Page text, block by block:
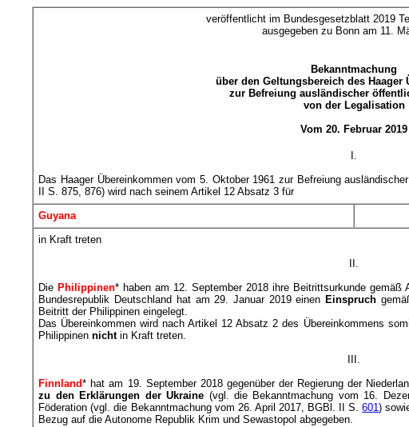
veröffentlicht im Bundesgesetzblatt 2019
ausgegeben zu Bonn am 11.
Bekanntmachung
über den Geltungsbereich des Haager
zur Befreiung ausländischer
von der Legalisation
Vom 20. Februar 2019
I.
Das Haager Übereinkommen vom 5. Oktober 1961 zur Befreiung
II S. 875, 876) wird nach seinem Artikel 12 Absatz 3 für
Guyana
in Kraft treten
II.
Die Philippinen* haben am 12. September 2018 ihre Beitrittsurkunde
Bundesrepublik Deutschland hat am 29. Januar 2019 einen Einspruch
Beitritt der Philippinen eingelegt.
Das Übereinkommen wird nach Artikel 12 Absatz 2 des Übereinkommens
Philippinennichtin Kraft treten.
III.
Finnland* hat am 19. September 2018 gegenüber der Regierung der
zu den Erklärungen der Ukraine (vgl. die Bekanntmachung vom 16.
Föderation (vgl. die Bekanntmachung vom 26. April 2017, BGBl. II S.601)
Bezug auf die Autonome Republik Krim und Sewastopol abgegeben.